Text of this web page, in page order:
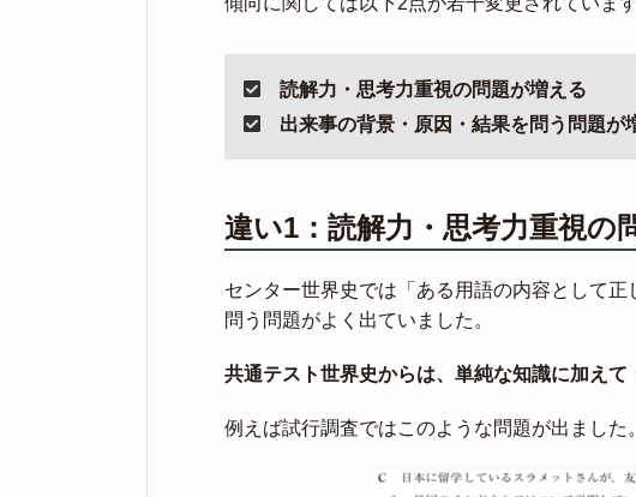
読解力・思考力重視の問題が増える
出来事の背景・原因・結果を問う問題が
違い1：読解力・思考力重視の
センター世界史では「ある用語の内容として
問う問題がよく出ていました。
共通テスト世界史からは、単純な知識に加えて
例えば試行調査ではこのような問題が出ました。